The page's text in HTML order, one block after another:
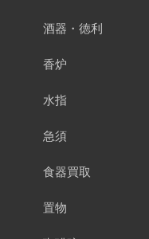
酒器・徳利
香炉
水指
急須
食器買取
置物